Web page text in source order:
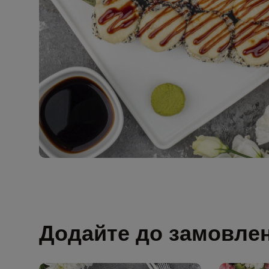
Додайте до